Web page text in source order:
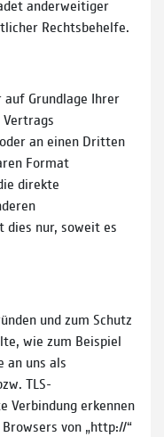
anderweitiger
Rechtsbehelfe.
auf Grundlage Ihrer
an einen Dritten
Format
direkte
nur, soweit es
und zum Schutz
wie zum Beispiel
an uns als
TLS-
Verbindung erkennen
von „http://“